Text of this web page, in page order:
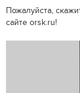
Пожалуйста,
сайте orsk.ru!